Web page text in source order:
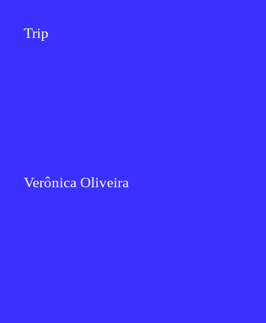
Trip
Verônica Oliveira